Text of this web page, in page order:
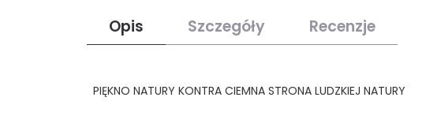
Opis Szczegóły Recenzje
PIĘKNO NATURY KONTRA CIEMNA STRONA LUDZKIEJ NATURY